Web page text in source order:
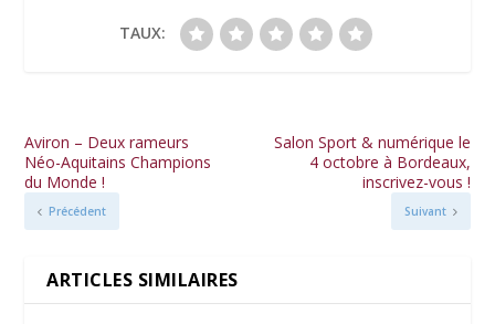
TAUX:
Aviron – Deux rameurs
Néo-Aquitains Champions
du Monde !
Précédent
Salon Sport & numérique le
4 octobre à Bordeaux,
inscrivez-vous !
Suivant
ARTICLES SIMILAIRES